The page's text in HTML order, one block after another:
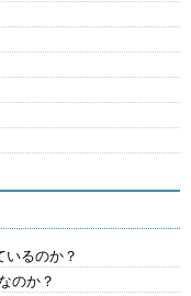
るのか？
のか？